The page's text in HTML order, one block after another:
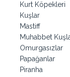
Kurt Köpekleri
Kuşlar
Mastiff
Muhabbet
Omurgasızlar
Papağanlar
Piranha